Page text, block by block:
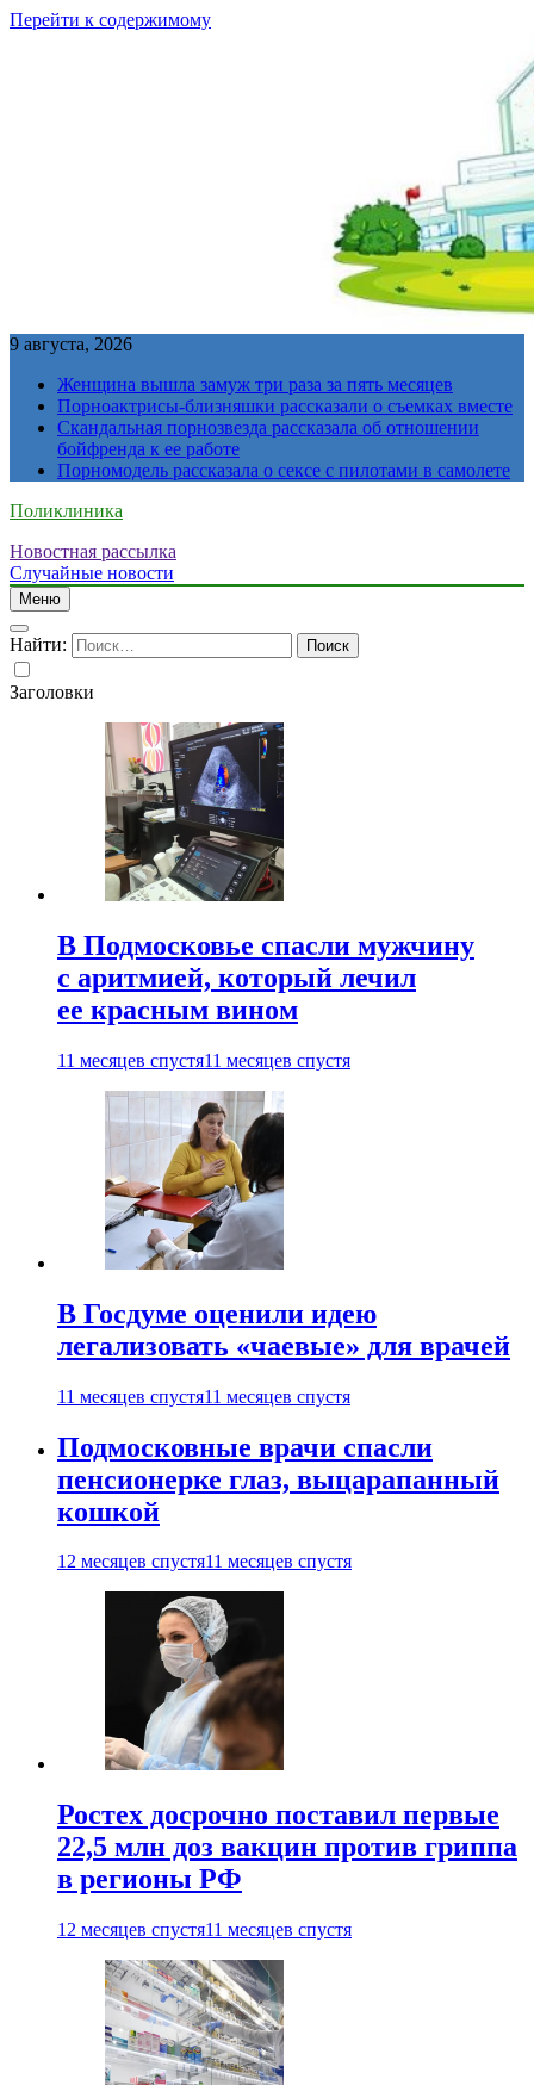
Перейти к содержимому
9 августа, 2026
Женщина вышла замуж три раза за пять месяцев
Порноактрисы-близняшки рассказали о съемках вместе
Скандальная порнозвезда рассказала об отношении
бойфренда к ее работе
Порномодель рассказала о сексе с пилотами в самолете
Поликлиника
Новостная рассылка
Случайные новости
Меню
Найти:
Заголовки
В Подмосковье спасли мужчину
с аритмией, который лечил
ее красным вином
11 месяцев спустя11 месяцев спустя
В Госдуме оценили идею
легализовать «чаевые» для врачей
11 месяцев спустя11 месяцев спустя
Подмосковные врачи спасли
пенсионерке глаз, выцарапанный
кошкой
12 месяцев спустя11 месяцев спустя
Ростех досрочно поставил первые
22,5 млн доз вакцин против гриппа
в регионы РФ
12 месяцев спустя11 месяцев спустя